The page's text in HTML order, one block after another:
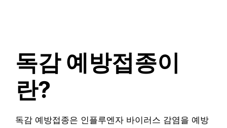
독감 예방접종이
란?
독감 예방접종은 인플루엔자 바이러스 감염을 예방